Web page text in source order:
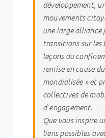
développement,
mouvements
une large alliance
transitions sur
leçons du
remise en cause
mondialisée » et
collectives de
d’engagement.
Que vous inspire
liens possibles